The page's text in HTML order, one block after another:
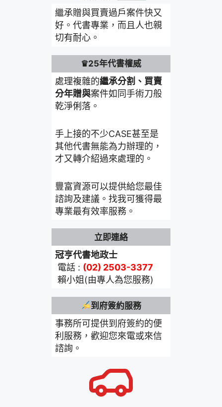
繼承贈與買賣過戶案件快又
好。代書專業，而且人也親
切有耐心。
♛25年代書權威
處理複雜的繼承分割、買賣
分年贈與案件如同手術刀般
乾淨俐落。
手上接的不少CASE甚至是
其他代書無能為力辦理的，
才又轉介紹過來處理的。
豐富資源可以提供給您最佳
諮詢及建議。找我可獲得最
專業最有效率服務。
立即連絡
冠亨代書地政士
電話 : (02) 2503-3377
賴小姐(由專人為您服務)
到府簽約服務
事務所可提供到府簽約的便
利服務，歡迎您來電或來信
諮詢。